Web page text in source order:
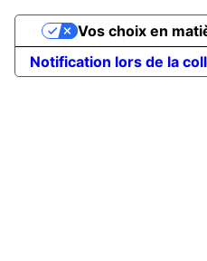
Notification lors de la
Vos choix en